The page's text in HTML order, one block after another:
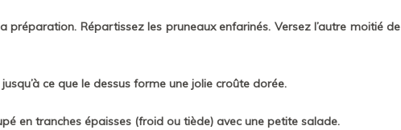
préparation. Répartissez les pruneaux enfarinés. Versez l’autre moitié de
ce que le dessus forme une jolie croûte dorée.
en tranches épaisses (froid ou tiède) avec une petite salade.